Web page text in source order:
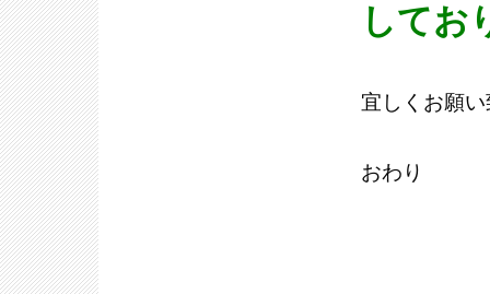
してお
宜しくお願
おわり